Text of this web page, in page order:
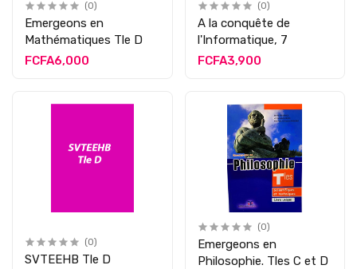
(0)
Emergeons en
Mathématiques Tle D
FCFA6,000
(0)
A la conquête de
l'Informatique, 7
FCFA3,900
(0)
SVTEEHB Tle D
(0)
Emergeons en
Philosophie. Tles C et D